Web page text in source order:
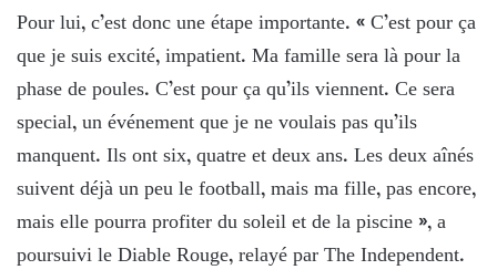
Pour lui, c’est donc une étape importante. « C’est pour ça
que je suis excité, impatient. Ma famille sera là pour la
phase de poules. C’est pour ça qu’ils viennent. Ce sera
special, un événement que je ne voulais pas qu’ils
manquent. Ils ont six, quatre et deux ans. Les deux aînés
suivent déjà un peu le football, mais ma fille, pas encore,
mais elle pourra profiter du soleil et de la piscine », a
poursuivi le Diable Rouge, relayé par The Independent.